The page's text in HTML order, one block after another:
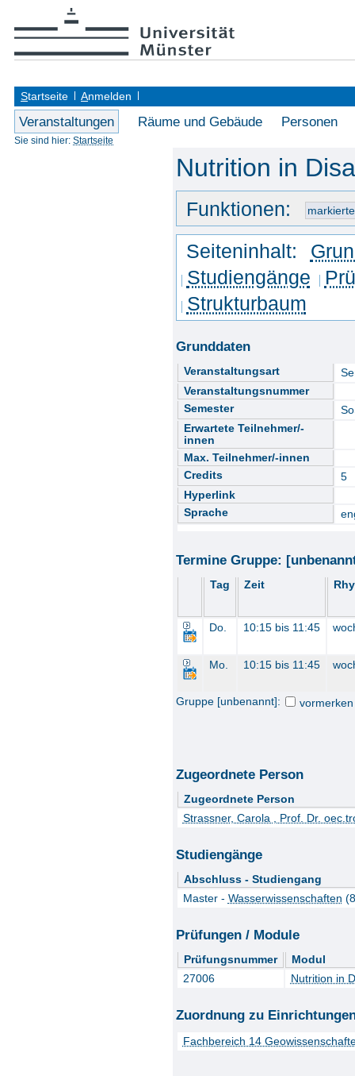
Startseite Anmelden
Veranstaltungen Räume und Gebäude Personen
Sie sind hier: Startseite
Nutrition in
Funktionen:
Seiteninhalt:
Studiengänge
Strukturbaum
Grunddaten
Veranstaltungsart
Veranstaltungsnummer
Semester
Erwartete Teilnehmer/-
innen
Max. Teilnehmer/-innen
Credits
5
Hyperlink
Sprache
Termine Gruppe:
Tag Zeit
Do. 10:15 bis 11:45
Mo. 10:15 bis 11:45
Gruppe [unbenannt]: vormerken
Zugeordnete Person
Zugeordnete Person
Strassner, Carola , Prof. Dr.
Studiengänge
Abschluss - Studiengang
Master - Wasserwissenschaften
Prüfungen / Module
Prüfungsnummer
Modul
27006
Nutrition in
Zuordnung zu
Fachbereich 14